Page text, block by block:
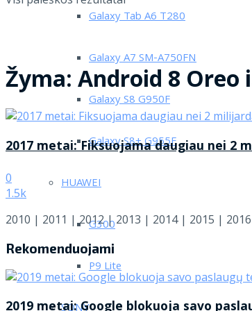
Galaxy Tab A6 T280
Galaxy A7 SM-A750FN
Galaxy S8 G950F
Galaxy S8+ G955F
HUAWEI
G300
P9 Lite
Žyma: Android 8 Oreo
2017 metai: Fiksuojama daugiau nei 2
0
1.5k
2010 | 2011 | 2012 | 2013 | 2014 | 2015 |
Rekomenduojami